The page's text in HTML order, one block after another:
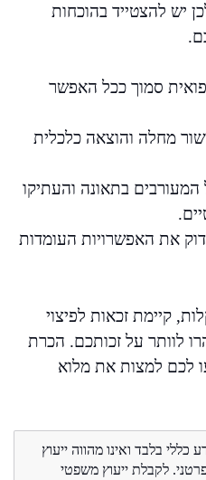
יש להצטייד בהוכחות
סמוך ככל האפשר
מחלה והוצאה כלכלית
בתאונה והעתיקו
את האפשרויות העומדות
קיימת זכאות לפיצוי
לוותר על זכותכם. הכרת
לכם למצות את מלוא
בלבד ואינו מהווה ייעוץ
לקבלת ייעוץ משפטי